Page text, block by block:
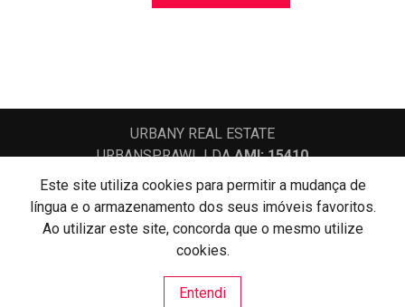
Este site utiliza cookies para permitir a mudança de
língua e o armazenamento dos seus imóveis favoritos.
Ao utilizar este site, concorda que o mesmo utilize
cookies.
Entendi
URBANY REAL ESTATE
URBANSPRAWL LDAAMI: 15410
Centros de Resolução de Litígios
Política de Privacidade
Livro de Reclamações
Website e CRM Imobiliário